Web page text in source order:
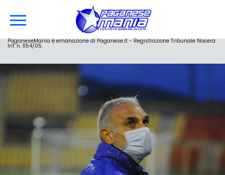
PaganeseMania è emanazione di Paganese.it - Registrazione Tribunale Nocera
Inf. n. 1154/05.